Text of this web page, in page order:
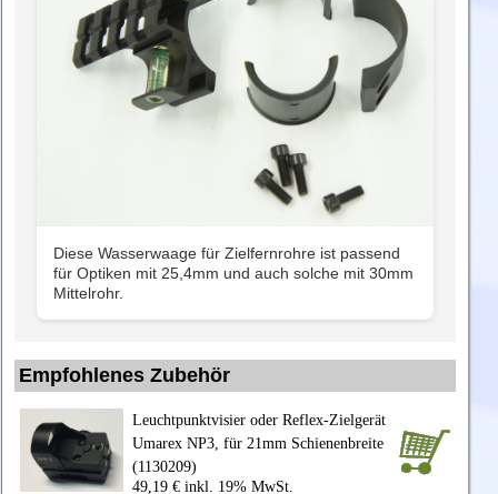
Diese Wasserwaage für Zielfernrohre ist passend
für Optiken mit 25,4mm und auch solche mit 30mm
Mittelrohr.
Empfohlenes Zubehör
Leuchtpunktvisier oder Reflex-Zielgerät
Umarex NP3, für 21mm Schienenbreite
(1130209)
49,19 € inkl. 19% MwSt.